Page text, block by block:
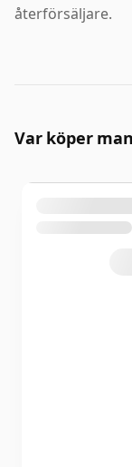
återförsäljare.
Var köper